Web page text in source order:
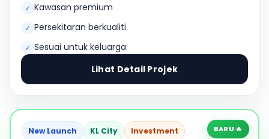
✓ Kawasan premium
✓ Persekitaran berkualiti
✓ Sesuai untuk keluarga
Lihat Detail Projek
BARU 🔥
New Launch KL City Investment